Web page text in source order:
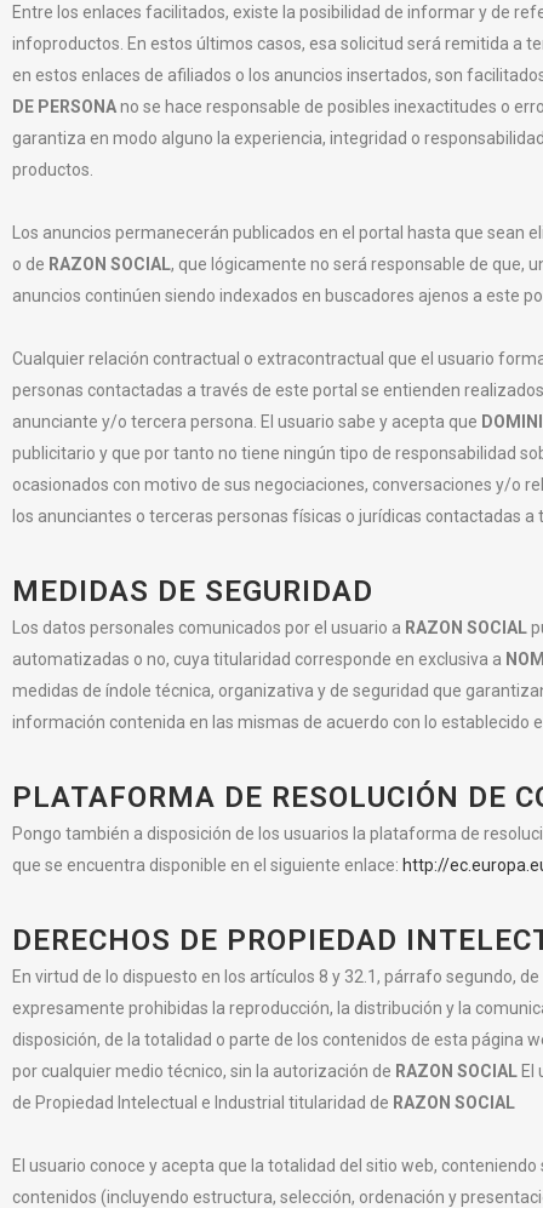
Entre los enlaces facilitados, existe la posibilidad de informar y de
infoproductos. En estos últimos casos, esa solicitud será remitida a
en estos enlaces de afiliados o los anuncios insertados, son
DE PERSONAno se hace responsable de posibles inexactitudes o
garantiza en modo alguno la experiencia, integridad o
productos.
Los anuncios permanecerán publicados en el portal hasta que sean
o de RAZON SOCIAL, que lógicamente no será responsable de que,
anuncios continúen siendo indexados en buscadores ajenos a este
Cualquier relación contractual o extracontractual que el usuario
personas contactadas a través de este portal se entienden
anunciante y/o tercera persona. El usuario sabe y acepta que
publicitario y que por tanto no tiene ningún tipo de responsabilidad
ocasionados con motivo de sus negociaciones, conversaciones y/o
los anunciantes o terceras personas físicas o jurídicas contactadas a
MEDIDAS DE SEGURIDAD
Los datos personales comunicados por el usuario a RAZON SOCIAL
automatizadas o no, cuya titularidad corresponde en exclusiva a
medidas de índole técnica, organizativa y de seguridad que
información contenida en las mismas de acuerdo con lo establecido
PLATAFORMA DE RESOLUCIÓN DE
Pongo también a disposición de los usuarios la plataforma de
que se encuentra disponible en el siguiente enlace: http://
DERECHOS DE PROPIEDAD
En virtud de lo dispuesto en los artículos 8 y 32.1, párrafo segundo,
expresamente prohibidas la reproducción, la distribución y la
disposición, de la totalidad o parte de los contenidos de esta página
por cualquier medio técnico, sin la autorización de RAZON SOCIAL El
de Propiedad Intelectual e Industrial titularidad de RAZON SOCIAL
El usuario conoce y acepta que la totalidad del sitio web,
contenidos (incluyendo estructura, selección, ordenación y